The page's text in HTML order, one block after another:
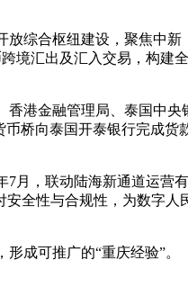
综合枢纽建设，聚焦中
境汇出及汇入交易，构建
港金融管理局、泰国中
桥向泰国开泰银行完成货
月，联动陆海新通道运营
全性与合规性，为数字人
成可推广的“重庆经验”。